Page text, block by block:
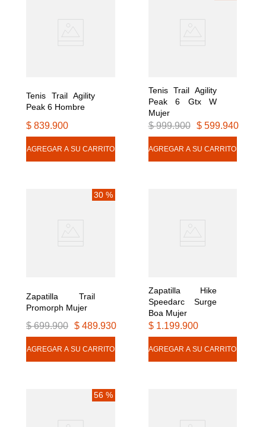
Tenis Trail Agility
Peak 6 Hombre
$ 839.900
Tenis Trail Agility
Peak 6 Gtx W
Mujer
$ 999.900 $ 599.940
30 %
Zapatilla Trail
Promorph Mujer
$ 699.900 $ 489.930
Zapatilla Hike
Speedarc Surge
Boa Mujer
$ 1.199.900
56 %